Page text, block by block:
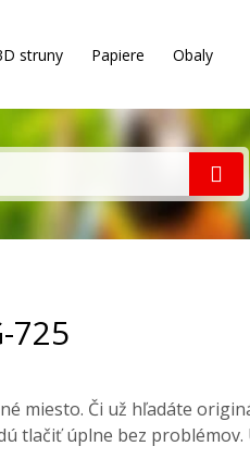
struny Papiere Obaly
725
miesto. Či už hľadáte
tlačiť úplne bez